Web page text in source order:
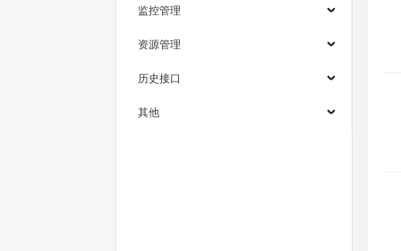
监控管理
资源管理
历史接口
其他